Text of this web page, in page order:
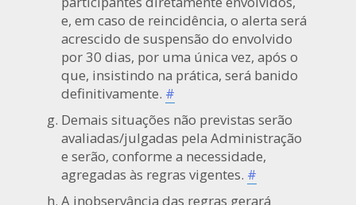
e, em caso de reincidência, o alerta será
acrescido de suspensão do envolvido
por 30 dias, por uma única vez, após o
que, insistindo na prática, será banido
definitivamente. #
Demais situações não previstas serão
avaliadas/julgadas pela Administração
e serão, conforme a necessidade,
agregadas às regras vigentes. #
A inobservância das regras gerará